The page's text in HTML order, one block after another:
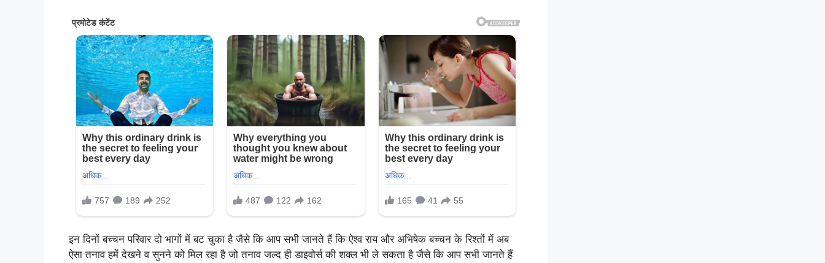
इन दिनों बच्चन परिवार दो भागों में बट चुका है जैसे कि आप सभी जानते हैं कि ऐश्व राय और अभिषेक बच्चन के रिश्तों में अब
ऐसा तनाव हमें देखने व सुनने को मिल रहा है जो तनाव जल्द ही डाइवोर्स की शक्ल भी ले सकता है जैसे कि आप सभी जानते हैं